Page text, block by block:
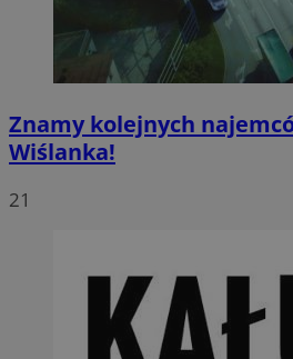
Znamy kolejnych
Wiślanka!
21